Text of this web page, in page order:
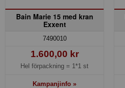
Bain Marie 15 med kran
Exxent
7490010
1.600,00 kr
Hel förpackning = 1*1 st
Kampanjinfo »